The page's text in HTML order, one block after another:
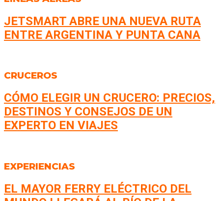
JETSMART ABRE UNA NUEVA RUTA
ENTRE ARGENTINA Y PUNTA CANA
CRUCEROS
CÓMO ELEGIR UN CRUCERO: PRECIOS,
DESTINOS Y CONSEJOS DE UN
EXPERTO EN VIAJES
EXPERIENCIAS
EL MAYOR FERRY ELÉCTRICO DEL